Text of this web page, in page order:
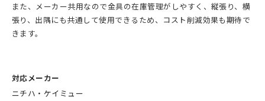
また、メーカー共用なので金具の在庫管理がしやすく、縦張り、横
張り、出隅にも共通して使用できるため、コスト削減効果も期待で
きます。
対応メーカー
ニチハ・ケイミュー